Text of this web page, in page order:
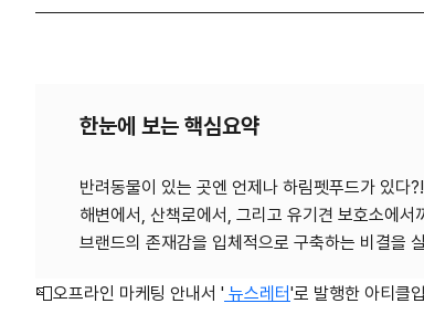
한눈에 보는 핵심요약
반려동물이 있는 곳엔 언제나 하림펫푸드가 있다?!
해변에서, 산책로에서, 그리고 유기견 보호소에서
📮오프라인 마케팅 안내서 ' 뉴스레터'로 발행한 아티클